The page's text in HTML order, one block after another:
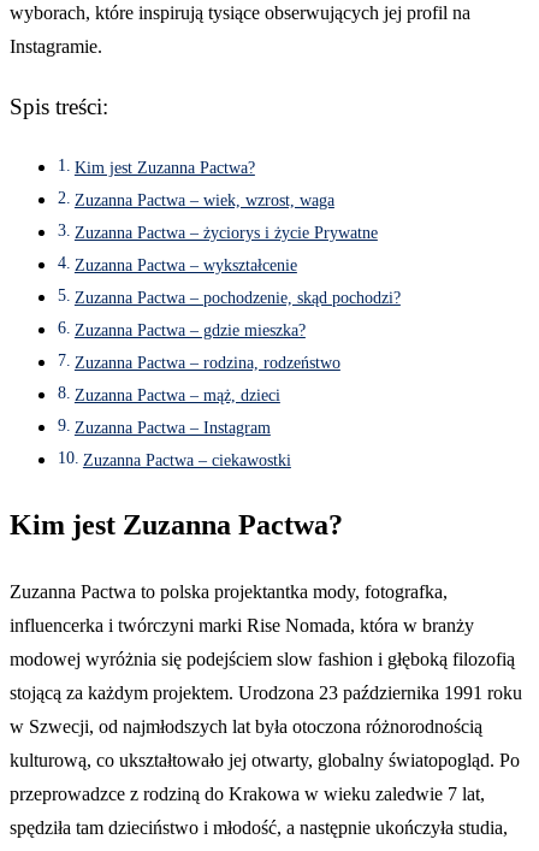
wyborach, które inspirują tysiące obserwujących jej profil na
Instagramie.
Spis treści:
Kim jest Zuzanna Pactwa?
Zuzanna Pactwa – wiek, wzrost, waga
Zuzanna Pactwa – życiorys i życie Prywatne
Zuzanna Pactwa – wykształcenie
Zuzanna Pactwa – pochodzenie, skąd pochodzi?
Zuzanna Pactwa – gdzie mieszka?
Zuzanna Pactwa – rodzina, rodzeństwo
Zuzanna Pactwa – mąż, dzieci
Zuzanna Pactwa – Instagram
Zuzanna Pactwa – ciekawostki
Kim jest Zuzanna Pactwa?
Zuzanna Pactwa to polska projektantka mody, fotografka,
influencerka i twórczyni marki Rise Nomada, która w branży
modowej wyróżnia się podejściem slow fashion i głęboką filozofią
stojącą za każdym projektem. Urodzona 23 października 1991 roku
w Szwecji, od najmłodszych lat była otoczona różnorodnością
kulturową, co ukształtowało jej otwarty, globalny światopogląd. Po
przeprowadzce z rodziną do Krakowa w wieku zaledwie 7 lat,
spędziła tam dzieciństwo i młodość, a następnie ukończyła studia,